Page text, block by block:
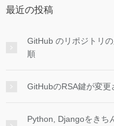
最近の投稿
GitHub のリポジトリ
順
GitHubのRSA鍵が変
Python, Djangoをきち